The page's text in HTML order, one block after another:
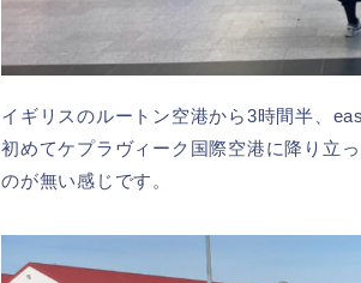
イギリスのルートン空港から3時間半、
初めてケプラヴィーク国際空港に降り立
のが無い感じです。